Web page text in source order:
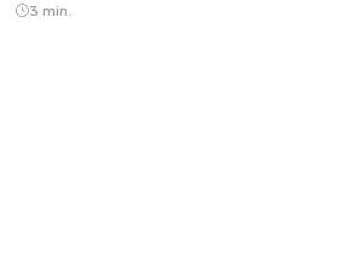
3 min.